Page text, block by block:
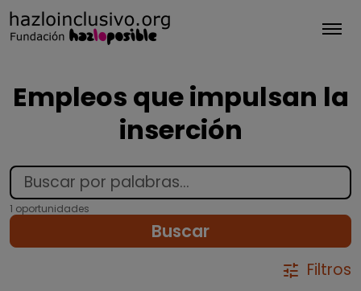
Empleos que impulsan la
inserción
1 oportunidades
Buscar
tune Filtros